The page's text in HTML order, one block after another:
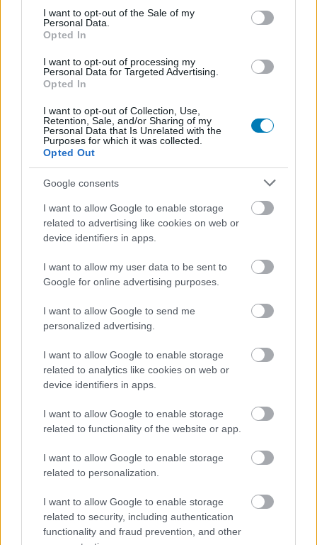
consent section.
I want to opt-out of the Sale of my
Personal Data.
Opted In
I want to opt-out of processing my
Personal Data for Targeted Advertising.
Opted In
I want to opt-out of Collection, Use,
Retention, Sale, and/or Sharing of my
Personal Data that Is Unrelated with the
Purposes for which it was collected.
Opted Out
Google consents
I want to allow Google to enable storage
related to advertising like cookies on web or
device identifiers in apps.
I want to allow my user data to be sent to
Google for online advertising purposes.
I want to allow Google to send me
personalized advertising.
I want to allow Google to enable storage
related to analytics like cookies on web or
device identifiers in apps.
I want to allow Google to enable storage
related to functionality of the website or app.
I want to allow Google to enable storage
related to personalization.
I want to allow Google to enable storage
related to security, including authentication
functionality and fraud prevention, and other
Botránnyal indult a Budapest CS2 Major
Mindenki nézze meg jól a felvételeket, mert ha sikerül
beazonosítanotok a szereplőket, akkor közel 850 000
Kiderült a StarLadder Budapest Major 2025
beosztása... aztán eltünt
Már tudjuk, hogy hánykor kezdődnek az összecsapások, már
ha nem akarják átírni az időpontokat.